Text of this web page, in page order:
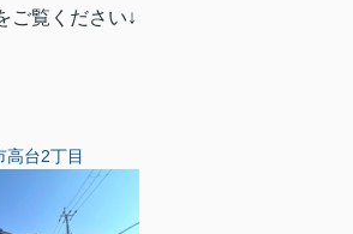
ご覧ください↓
高台2丁目